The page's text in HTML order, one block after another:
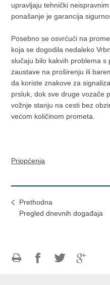
upravljaju tehnički
ponašanje je garancija
Posebno se osvrćući na
koja se dogodila nedaleko
slučaju bilo kakvih problema s
zaustave na proširenju ili
da koriste znakove za
prsluk, dok sve druge vozače
vožnje stanju na cesti bez
većom količinom prometa.
Priopćenja
Prethodna
Pregled dnevnih događaja